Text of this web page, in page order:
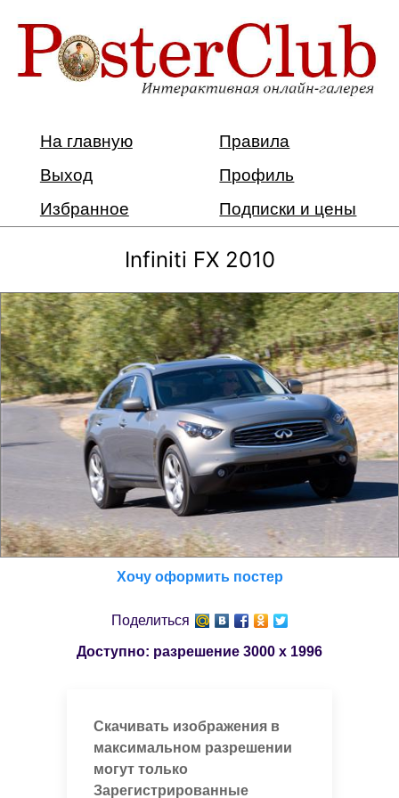
На главную
Правила
Выход
Профиль
Избранное
Подписки и цены
Infiniti FX 2010
Хочу оформить постер
Поделиться
Доступно: разрешение 3000 x 1996
Скачивать изображения в
максимальном разрешении
могут только
Зарегистрированные